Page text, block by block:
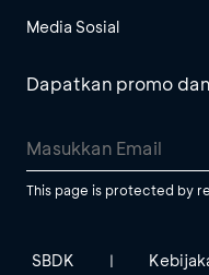
Media Sosial
Dapatkan promo
This page is protected by
SBDK |